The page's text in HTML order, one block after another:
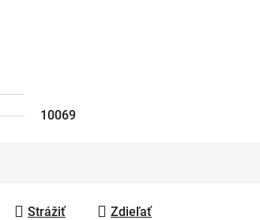
10069
Strážiť Zdieľať